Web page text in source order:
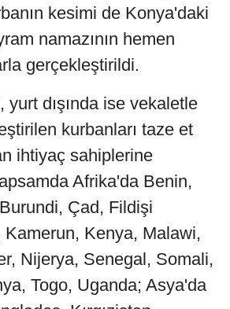
kesimi de Konya'daki
namazının hemen
gerçekleştirildi.
yurt dışında ise vekaletle
kurbanları taze et
ihtiyaç sahiplerine
Afrika'da Benin,
Çad, Fildişi
Kenya, Malawi,
Nijerya, Senegal, Somali,
Togo, Uganda; Asya'da